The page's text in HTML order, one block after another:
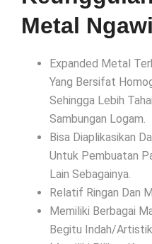
Metal
Expanded Metal
Yang Bersifat
Sehingga Lebih
Sambungan Logam.
Bisa Diaplikasikan
Untuk Pembuatan
Lain Sebagainya.
Relatif Ringan Dan
Memiliki Berbagai
Begitu Indah/